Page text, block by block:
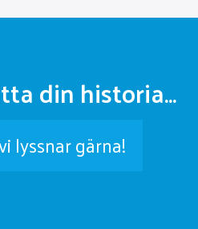
din historia...
lyssnar gärna!